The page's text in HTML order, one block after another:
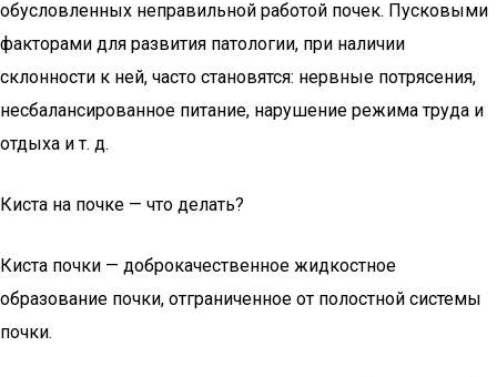
обусловленных неправильной работой почек. Пусковыми
факторами для развития патологии, при наличии
склонности к ней, часто становятся: нервные потрясения,
несбалансированное питание, нарушение режима труда и
отдыха и т. д.
Киста на почке — что делать?
Киста почки — доброкачественное жидкостное
образование почки, отграниченное от полостной системы
почки.